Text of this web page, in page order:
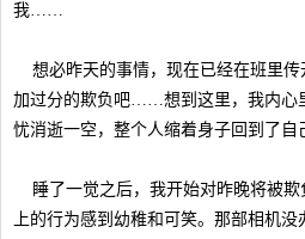
我……
想必昨天的事情，现在已经在班里
加过分的欺负吧……想到这里，我内心
忧消逝一空，整个人缩着身子回到了自
睡了一觉之后，我开始对昨晚将被欺
上的行为感到幼稚和可笑。那部相机